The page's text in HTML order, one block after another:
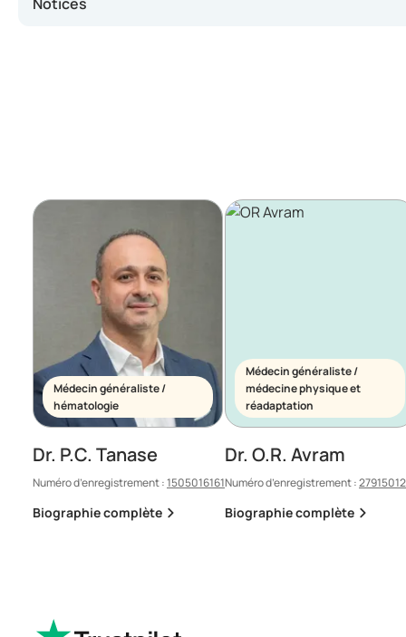
Médecin généraliste /
hématologie
Dr. P.C. Tanase
Numéro d’enregistrement :1505016161
Biographie complète
Médecin généraliste /
médecine physique et
réadaptation
Dr. O.R. Avram
Numéro d’enregistrement :
Biographie complète